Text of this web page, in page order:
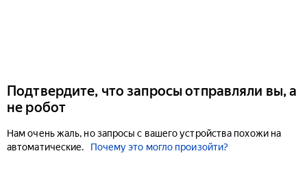
Подтвердите, что запросы отправляли вы, а
не робот
Нам очень жаль, но запросы с вашего устройства похожи на
автоматические.
Почему это могло произойти?